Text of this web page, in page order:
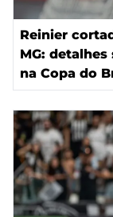
Reinier
MG:
na Copa do